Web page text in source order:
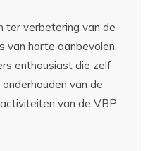
ter verbetering van de
van harte aanbevolen.
enthousiast die zelf
van de
van de VBP